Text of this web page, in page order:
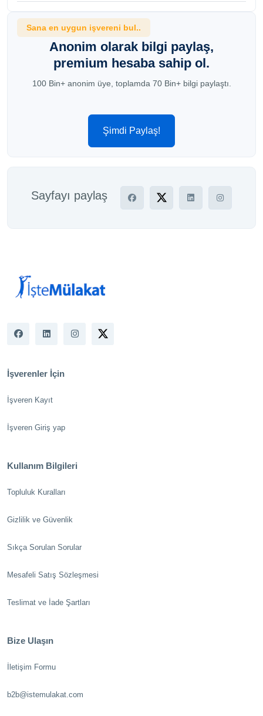
Sana en uygun işvereni bul..
Anonim olarak bilgi paylaş,
premium hesaba sahip ol.
100 Bin+ anonim üye, toplamda 70 Bin+ bilgi paylaştı.
Şimdi Paylaş!
Sayfayı paylaş
İşverenler İçin
İşveren Kayıt
İşveren Giriş yap
Kullanım Bilgileri
Topluluk Kuralları
Gizlilik ve Güvenlik
Sıkça Sorulan Sorular
Mesafeli Satış Sözleşmesi
Teslimat ve İade Şartları
Bize Ulaşın
İletişim Formu
b2b@istemulakat.com